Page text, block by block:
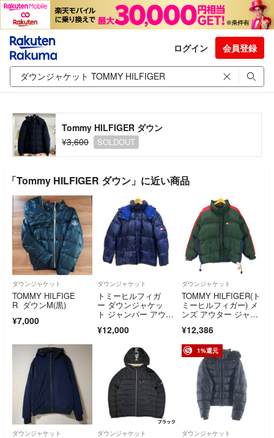
ログイン 会員登録
Tommy HILFIGER ダウン
¥3,600
SOLDOUT
「Tommy HILFIGER ダウン」に近い商品
ダウンジャケット
TOMMY HILFIGE
R ダウンM(黒)
¥7,000
ダウンジャケット
トミーヒルフィガ
ー ダウンジャケッ
ト ジャンパー アウタ
ンズ Mサイズ ネイビ
¥12,000
ダウンジャケット
TOMMY HILFIGER(ト
ミーヒルフィガー) メ
ンズ アウター ジャケ
¥12,386
ダウンジャケット ダウンジャケット
1%還元
ダウンジャケット